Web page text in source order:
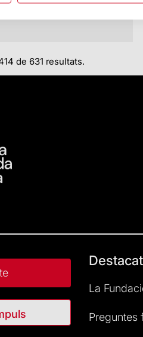
de 631 resultats.
La
Preguntes